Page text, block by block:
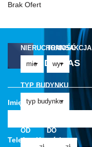
Brak Ofert
NIERUCHOMOŚĆ
TRANSAKCJA
TYP BUDYNKU
OD
DO
NAPISZ DO NAS
Imię
Telefon Komórkowy